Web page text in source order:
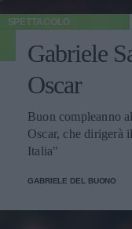
SPETTACOLO
Gabriele
Oscar
Buon compleanno
Oscar, che
Italia"
GABRIELE DEL BUONO